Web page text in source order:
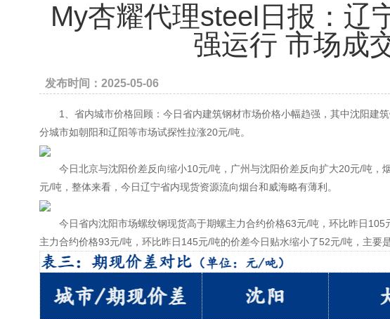
My杏耀代理steel日报：辽
强运行 市场成
发布时间：2025-05-06
1、省内城市价格回顾：今日省内建筑钢材市场价格小幅趋强，其中沈阳建
分城市如朝阳和辽阳等市场试探性拉涨20元/吨。
今日北京与沈阳价差反向缩小10元/吨，广州与沈阳价差反向扩大20元/吨，
元/吨，整体来看，今日辽宁省内现货资源流向烟台和威海略有薄利。
今日省内沈阳市场螺纹钢现货高于期螺主力合约价格63元/吨，环比昨日105
主力合约价格93元/吨，环比昨日145元/吨的价差今日贴水缩小了52元/吨，主要